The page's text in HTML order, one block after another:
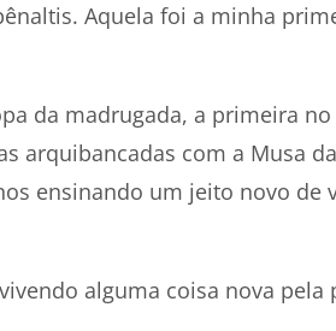
Aquela foi a minha
da madrugada, a primeira
arquibancadas com a Musa
ensinando um jeito novo de
alguma coisa nova pela